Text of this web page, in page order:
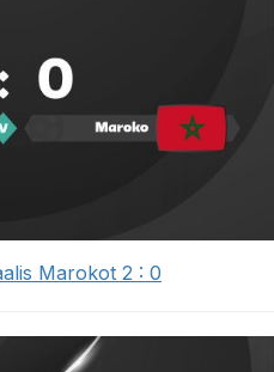
Marokot 2 : 0